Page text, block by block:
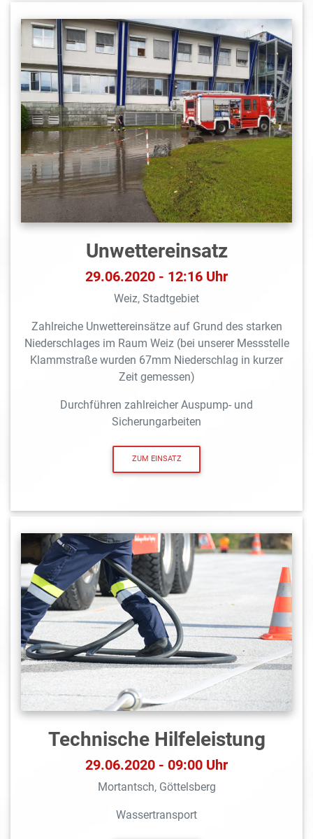
Unwettereinsatz
29.06.2020 - 12:16 Uhr
Weiz, Stadtgebiet
Zahlreiche Unwettereinsätze auf Grund des starken
Niederschlages im Raum Weiz (bei unserer Messstelle
Klammstraße wurden 67mm Niederschlag in kurzer
Zeit gemessen)
Durchführen zahlreicher Auspump- und
Sicherungarbeiten
ZUM EINSATZ
Technische Hilfeleistung
29.06.2020 - 09:00 Uhr
Mortantsch, Göttelsberg
Wassertransport